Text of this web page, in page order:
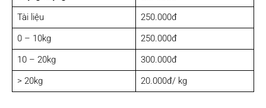
Tài liệu
250.000đ
0 – 10kg
250.000đ
10 – 20kg
300.000đ
> 20kg
20.000đ/ kg